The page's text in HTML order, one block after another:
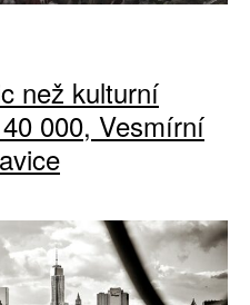
než kulturní
000, Vesmírní